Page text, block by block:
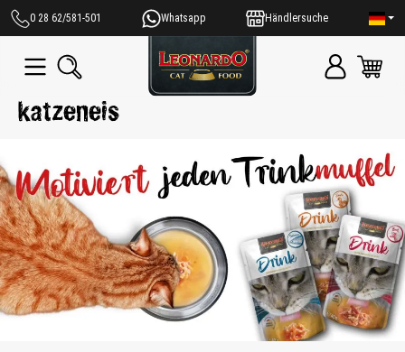
springen
0 28 62/581-501 Whatsapp Händlersuche
katzeneis